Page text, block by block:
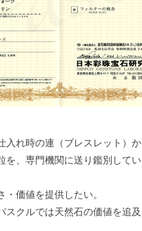
入れ時の連（ブレスレット）
を、専門機関に送り鑑別してい
・価値を提供したい。
スクルでは天然石の価値を追